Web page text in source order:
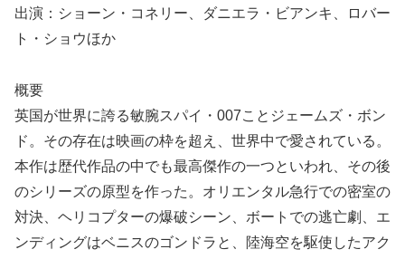
出演：ショーン・コネリー、ダニエラ・ビアンキ、ロバー
ト・ショウほか
概要
英国が世界に誇る敏腕スパイ・007ことジェームズ・ボン
ド。その存在は映画の枠を超え、世界中で愛されている。
本作は歴代作品の中でも最高傑作の一つといわれ、その後
のシリーズの原型を作った。オリエンタル急行での密室の
対決、ヘリコプターの爆破シーン、ボートでの逃亡劇、エ
ンディングはベニスのゴンドラと、陸海空を駆使したアク